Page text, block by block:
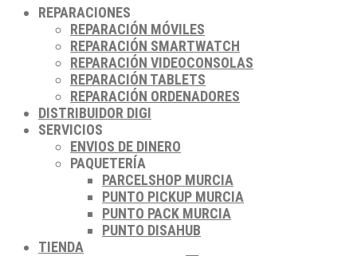
REPARACIONES
REPARACIÓN MÓVILES
REPARACIÓN SMARTWATCH
REPARACIÓN VIDEOCONSOLAS
REPARACIÓN TABLETS
REPARACIÓN ORDENADORES
DISTRIBUIDOR DIGI
SERVICIOS
ENVIOS DE DINERO
PAQUETERÍA
PARCELSHOP MURCIA
PUNTO PICKUP MURCIA
PUNTO PACK MURCIA
PUNTO DISAHUB
TIENDA